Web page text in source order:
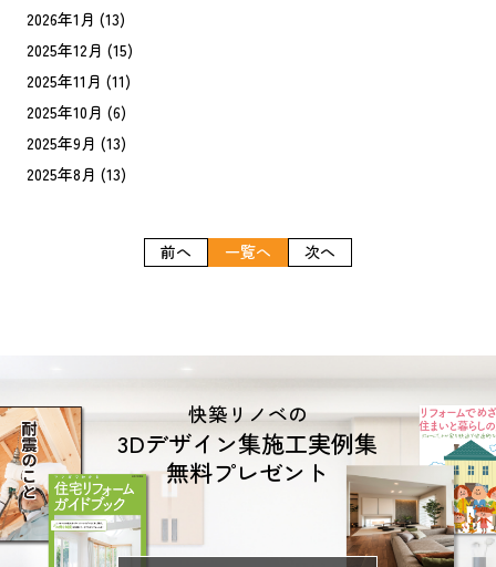
2026年1月 (13)
2025年12月 (15)
2025年11月 (11)
2025年10月 (6)
2025年9月 (13)
2025年8月 (13)
前へ 一覧へ 次へ
快築リノベの
3Dデザイン集施工実例集
無料プレゼント